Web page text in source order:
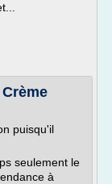
puisqu'il
seulement le
à